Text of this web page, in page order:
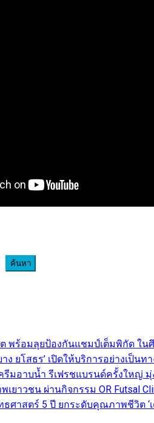
ค้นหา
พร้อมลุยป้องกันแชมป์เต็มพิกัด ใน
ง ยโสธร’ เปิดให้บริการอย่างเป็น
มอาบน้ำ รีเฟรชแบรนด์ครั้งใหญ่ มุ่
เยาวชน ผ่านกิจกรรม OR Futsal
ศาสตร์ 5 ปี ยกระดับคุณภาพชีวิต